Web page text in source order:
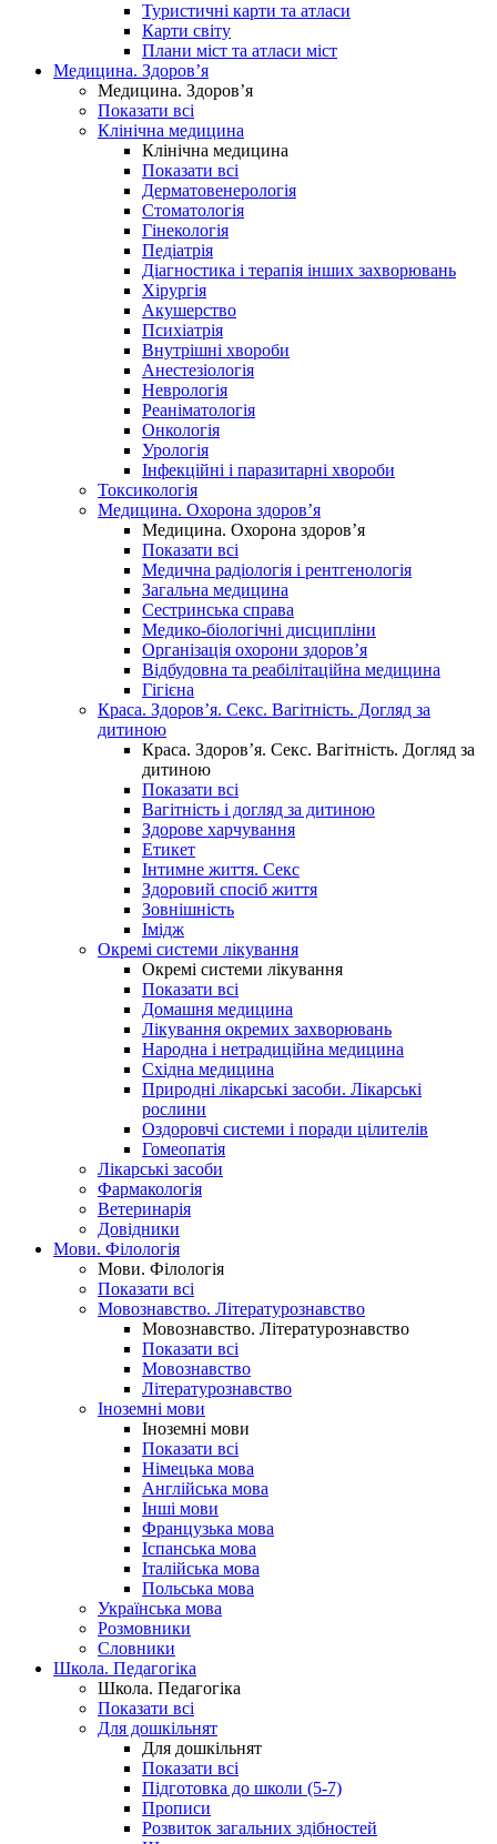
Туристичні карти та атласи
Карти світу
Плани міст та атласи міст
Медицина. Здоров’я
Медицина. Здоров’я
Показати всі
Клінічна медицина
Клінічна медицина
Показати всі
Дерматовенерологія
Стоматологія
Гінекологія
Педіатрія
Діагностика і терапія інших захворювань
Хірургія
Акушерство
Психіатрія
Внутрішні хвороби
Анестезіологія
Неврологія
Реаніматологія
Онкологія
Урологія
Інфекційні і паразитарні хвороби
Токсикологія
Медицина. Охорона здоров’я
Медицина. Охорона здоров’я
Показати всі
Медична радіологія і рентгенологія
Загальна медицина
Сестринська справа
Медико-біологічні дисципліни
Організація охорони здоров’я
Відбудовна та реабілітаційна медицина
Гігієна
Краса. Здоров’я. Секс. Вагітність. Догляд за
дитиною
Краса. Здоров’я. Секс. Вагітність. Догляд за
дитиною
Показати всі
Вагітність і догляд за дитиною
Здорове харчування
Етикет
Інтимне життя. Секс
Здоровий спосіб життя
Зовнішність
Імідж
Окремі системи лікування
Окремі системи лікування
Показати всі
Домашня медицина
Лікування окремих захворювань
Народна і нетрадиційна медицина
Східна медицина
Природні лікарські засоби. Лікарські
рослини
Оздоровчі системи і поради цілителів
Гомеопатія
Лікарські засоби
Фармакологія
Ветеринарія
Довідники
Мови. Філологія
Мови. Філологія
Показати всі
Мовознавство. Літературознавство
Мовознавство. Літературознавство
Показати всі
Мовознавство
Літературознавство
Іноземні мови
Іноземні мови
Показати всі
Німецька мова
Англійська мова
Інші мови
Французька мова
Іспанська мова
Італійська мова
Польська мова
Українська мова
Розмовники
Словники
Школа. Педагогіка
Школа. Педагогіка
Показати всі
Для дошкільнят
Для дошкільнят
Показати всі
Підготовка до школи (5-7)
Прописи
Розвиток загальних здібностей